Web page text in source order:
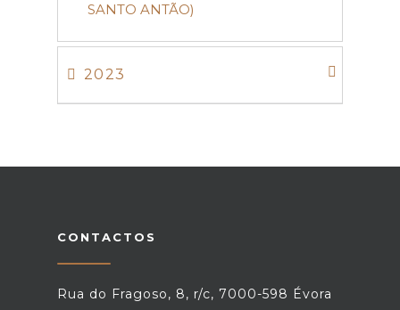
SANTO ANTÃO)
2023
CONTACTOS
Rua do Fragoso, 8, r/c, 7000-598 Évora